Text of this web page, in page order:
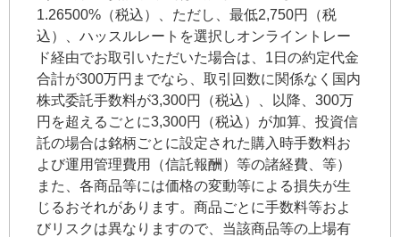
1.26500%（税込）、ただし、最低2,750円（税
込）、ハッスルレートを選択しオンライントレー
ド経由でお取引いただいた場合は、1日の約定代金
合計が300万円までなら、取引回数に関係なく国内
株式委託手数料が3,300円（税込）、以降、300万
円を超えるごとに3,300円（税込）が加算、投資信
託の場合は銘柄ごとに設定された購入時手数料お
よび運用管理費用（信託報酬）等の諸経費、等）
また、各商品等には価格の変動等による損失が生
じるおそれがあります。商品ごとに手数料等およ
びリスクは異なりますので、当該商品等の上場有